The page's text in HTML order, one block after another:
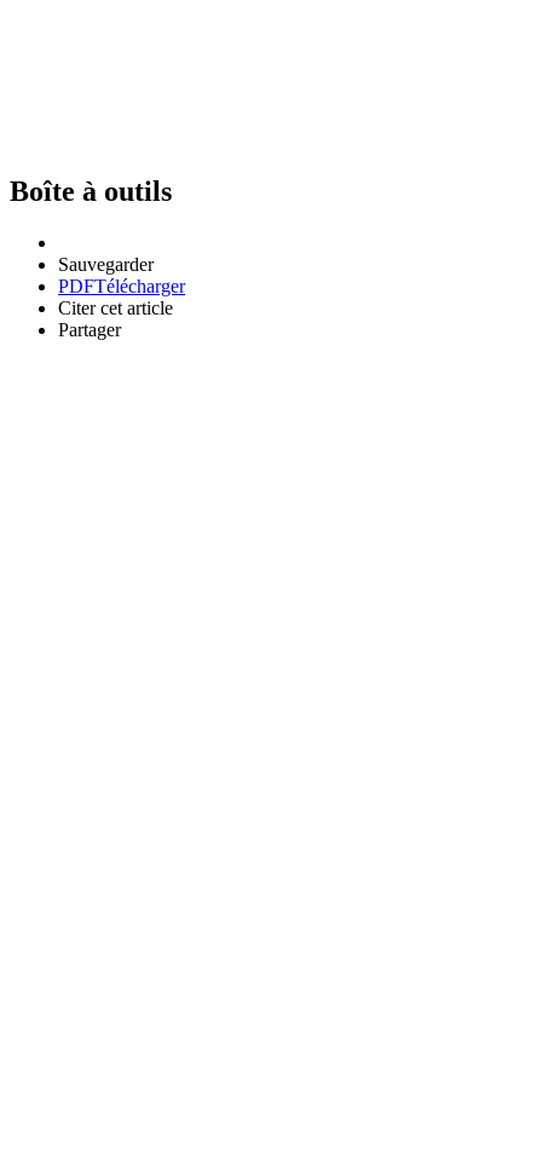
Boîte à outils
Sauvegarder
PDFTélécharger
Citer cet article
Partager